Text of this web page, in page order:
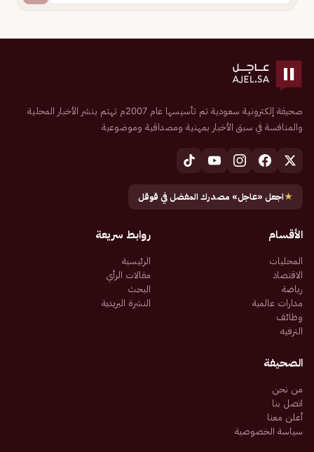
صحيفة إلكترونية سعودية تم تأسيسها عام 2007م تهتم بنشر الأخبار المحلية
والمنافسة في سبق الأخبار بمهنية ومصداقية وموضوعية
★اجعل «عاجل» مصدرك المفضل في قوقل
الأقسام
المحليات
الاقتصاد
رياضة
مدارات عالمية
وظائف
الترفيه
روابط سريعة
الرئيسية
مقالات الرأي
البحث
النشرة البريدية
الصحيفة
من نحن
اتصل بنا
أعلن معنا
سياسة الخصوصية